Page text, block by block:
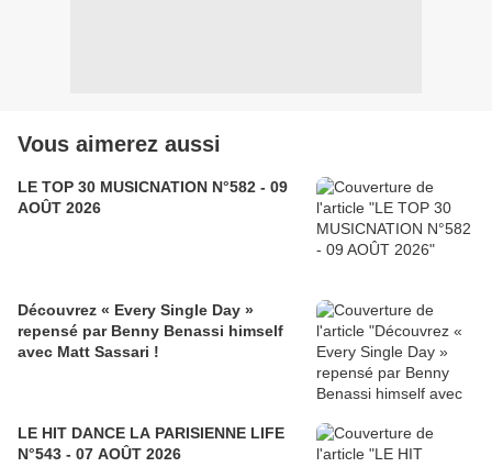
Vous aimerez aussi
LE TOP 30 MUSICNATION N°582 - 09
AOÛT 2026
Découvrez « Every Single Day »
repensé par Benny Benassi himself
avec Matt Sassari !
LE HIT DANCE LA PARISIENNE LIFE
N°543 - 07 AOÛT 2026